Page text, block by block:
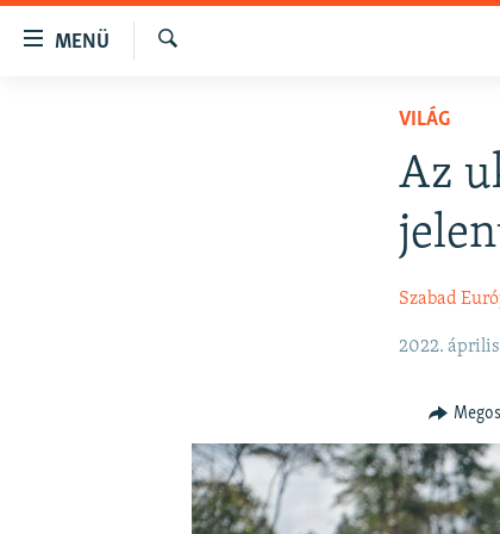
Akadálymentes
MENÜ
A PÉNZ NYOMÁBAN
VILÁG
Az
Szabad
2022. április